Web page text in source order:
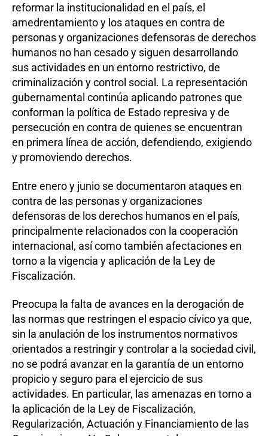
reformar la institucionalidad en el país, el
amedrentamiento y los ataques en contra de
personas y organizaciones defensoras de derechos
humanos no han cesado y siguen desarrollando
sus actividades en un entorno restrictivo, de
criminalización y control social. La representación
gubernamental continúa aplicando patrones que
conforman la política de Estado represiva y de
persecución en contra de quienes se encuentran
en primera línea de acción, defendiendo, exigiendo
y promoviendo derechos.
Entre enero y junio se documentaron ataques en
contra de las personas y organizaciones
defensoras de los derechos humanos en el país,
principalmente relacionados con la cooperación
internacional, así como también afectaciones en
torno a la vigencia y aplicación de la Ley de
Fiscalización.
Preocupa la falta de avances en la derogación de
las normas que restringen el espacio cívico ya que,
sin la anulación de los instrumentos normativos
orientados a restringir y controlar a la sociedad civil,
no se podrá avanzar en la garantía de un entorno
propicio y seguro para el ejercicio de sus
actividades. En particular, las amenazas en torno a
la aplicación de la Ley de Fiscalización,
Regularización, Actuación y Financiamiento de las